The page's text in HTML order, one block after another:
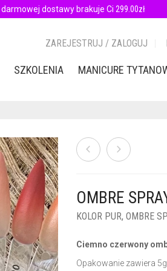
darmowej dostawy brakuje Ci 299.00zł
ZAREJESTRUJ / ZALOGUJ
SZKOLENIA MANICURE
OMBRE
KOLOR PUR, OMBRE
Ciemno czerwony
Opakowanie zawiera